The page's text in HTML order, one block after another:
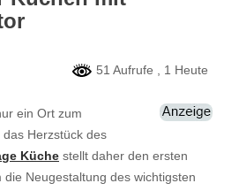
51 Aufrufe , 1 Heute
ein Ort zum
Herzstück des
Küche stellt daher den ersten
die Neugestaltung des wichtigsten